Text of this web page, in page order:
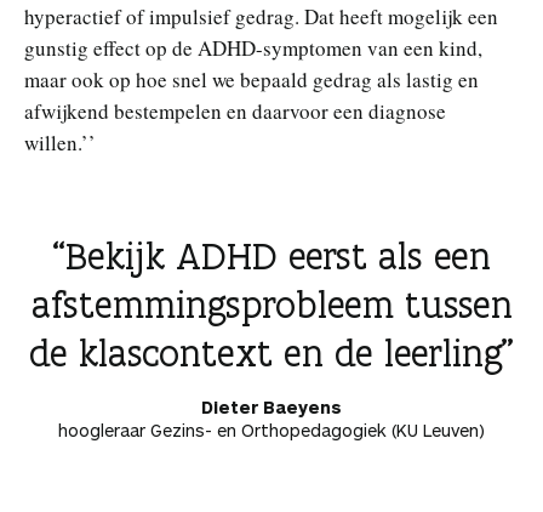
hyperactief of impulsief gedrag. Dat heeft mogelijk een
gunstig effect op de ADHD-symptomen van een kind,
maar ook op hoe snel we bepaald gedrag als lastig en
afwijkend bestempelen en daarvoor een diagnose
willen.’’
Bekijk ADHD eerst als een
afstemmingsprobleem tussen
de klascontext en de leerling
Dieter Baeyens
hoogleraar Gezins- en Orthopedagogiek (KU Leuven)